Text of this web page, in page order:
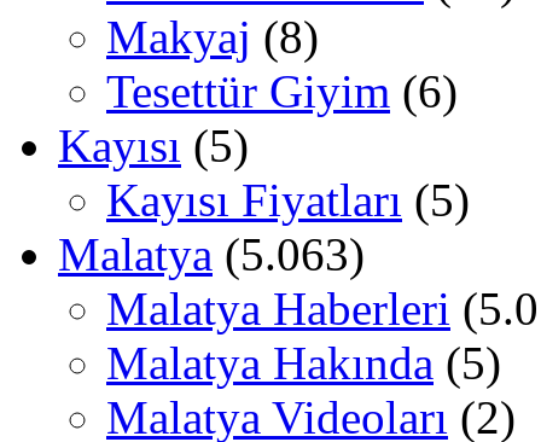
Makyaj (8)
Tesettür Giyim (6)
Kayısı (5)
Kayısı Fiyatları (5)
Malatya (5.063)
Malatya Haberleri
Malatya Hakında (5)
Malatya Videoları (2)